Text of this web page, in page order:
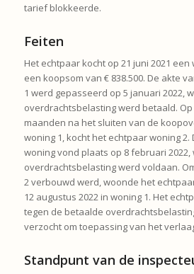
tarief blokkeerde.
Feiten
Het echtpaar kocht op 21 juni 2021
een koopsom van € 838.500. De akte
1 werd gepasseerd op 5 januari 2022,
overdrachtsbelasting werd betaald.
maanden na het sluiten van de
woning 1, kocht het echtpaar woning
woning vond plaats op 8 februari 2022,
overdrachtsbelasting werd voldaan.
2 verbouwd werd, woonde het
12 augustus 2022 in woning 1. Het
tegen de betaalde
verzocht om toepassing van het
Standpunt van de